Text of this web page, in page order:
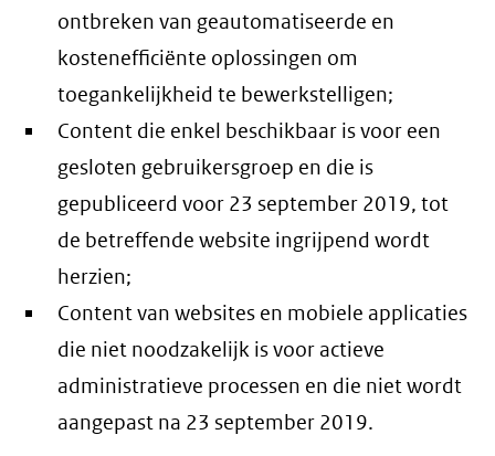
ontbreken van geautomatiseerde en
kostenefficiënte oplossingen om
toegankelijkheid te bewerkstelligen;
Content die enkel beschikbaar is voor een
gesloten gebruikersgroep en die is
gepubliceerd voor 23 september 2019, tot
de betreffende website ingrijpend wordt
herzien;
Content van websites en mobiele applicaties
die niet noodzakelijk is voor actieve
administratieve processen en die niet wordt
aangepast na 23 september 2019.